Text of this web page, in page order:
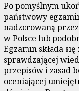
Po pomyślnym
państwowy
nadzorowaną
w Polsce lub
Egzamin składa
sprawdzającej
przepisów i zasad
oceniającej